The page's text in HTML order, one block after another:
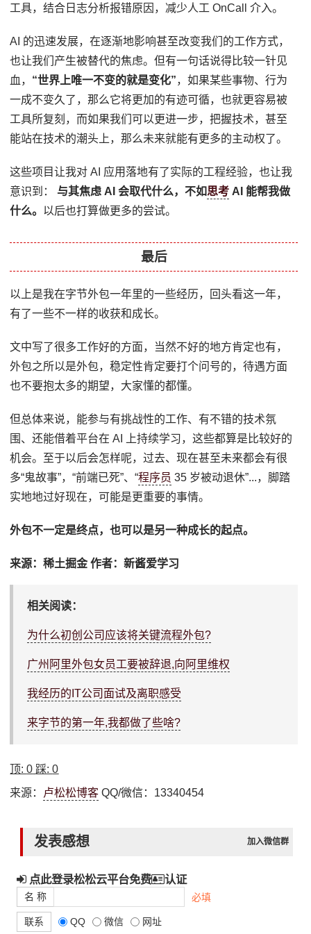
工具，结合日志分析报错原因，减少人工 OnCall 介入。
AI 的迅速发展，在逐渐地影响甚至改变我们的工作方式，
也让我们产生被替代的焦虑。但有一句话说得比较一针见
血， “世界上唯一不变的就是变化”，如果某些事物、行为
一成不变久了，那么它将更加的有迹可循，也就更容易被
工具所复刻，而如果我们可以更进一步，把握技术，甚至
能站在技术的潮头上，那么未来就能有更多的主动权了。
这些项目让我对 AI 应用落地有了实际的工程经验，也让我
意识到： 与其焦虑 AI 会取代什么，不如思考 AI 能帮我做
什么。 以后也打算做更多的尝试。
最后
以上是我在字节外包一年里的一些经历，回头看这一年，
有了一些不一样的收获和成长。
文中写了很多工作好的方面，当然不好的地方肯定也有，
外包之所以是外包，稳定性肯定要打个问号的，待遇方面
也不要抱太多的期望，大家懂的都懂。
但总体来说，能参与有挑战性的工作、有不错的技术氛
围、还能借着平台在 AI 上持续学习，这些都算是比较好的
机会。至于以后会怎样呢，过去、现在甚至未来都会有很
多“鬼故事”，“前端已死”、“程序员 35 岁被动退休”...，脚踏
实地地过好现在，可能是更重要的事情。
外包不一定是终点，也可以是另一种成长的起点。
来源：稀土掘金 作者：新酱爱学习
相关阅读：
为什么初创公司应该将关键流程外包?
广州阿里外包女员工要被辞退,向阿里维权
我经历的IT公司面试及离职感受
来字节的第一年,我都做了些啥?
顶:0 踩:0
来源： 卢松松博客 QQ/微信：13340454
发表感想 加入微信群
点此登录松松云平台免费 认证
名 称 必填
联系 QQ 微信 网址